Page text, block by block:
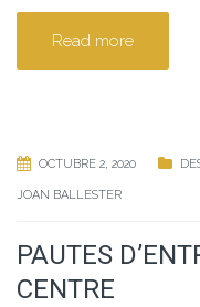
Read more
OCTUBRE 2, 2020
JOAN BALLESTER
PAUTES
CENTRE